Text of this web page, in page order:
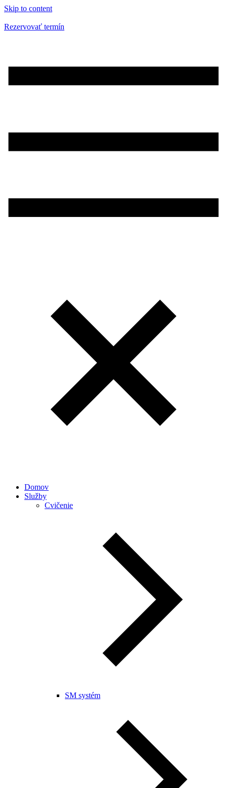
Skip to content
Rezervovať termín
Domov
Služby
Cvičenie
SM systém